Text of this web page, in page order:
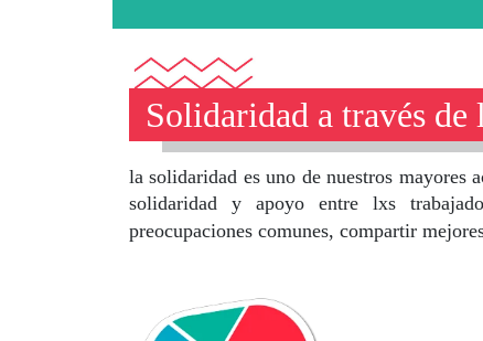
Solidaridad a través
la solidaridad es uno de nuestros mayores
solidaridad y apoyo entre lxs
preocupaciones comunes, compartir